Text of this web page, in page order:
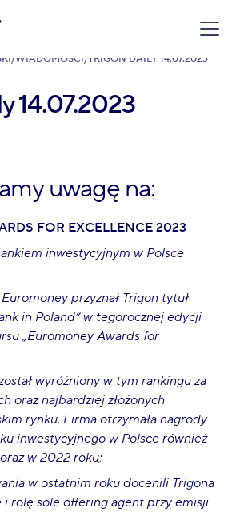
/WIADOMOŚCI/ TRIGON DAILY 14.07.2023
14.07.2023
uwagę na:
FOR EXCELLENCE 2023
inwestycyjnym w Polsce
przyznał Trigon tytuł
in Poland” w tegorocznej edycji
„Euromoney Awards for
wyróżniony w tym rankingu za
oraz najbardziej złożonych
rynku. Firma otrzymała nagrody
inwestycyjnego w Polsce również
w 2022 roku;
w ostatnim roku docenili Trigona
i rolę sole offering agent przy emisji